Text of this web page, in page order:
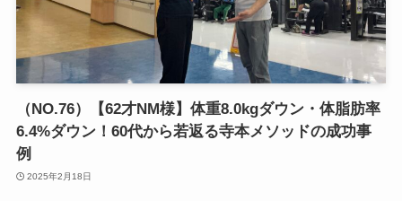
（NO.76）【62才NM様】体重8.0kgダウン・体脂肪率
6.4%ダウン！60代から若返る寺本メソッドの成功事
例
2025年2月18日